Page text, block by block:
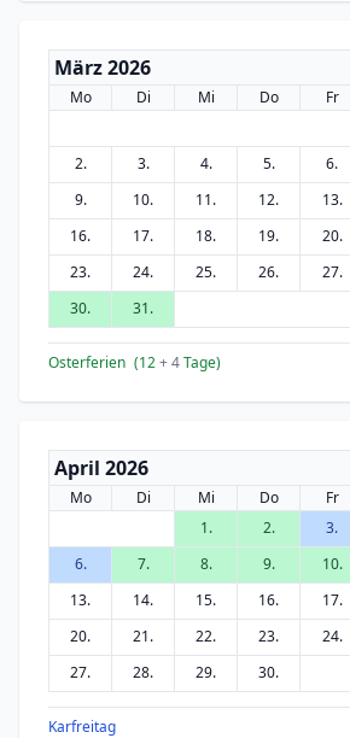
März 2026
Mo Di Mi Do Fr
2.
3. 4. 5. 6.
9.
10. 11. 12. 13.
16.
17. 18. 19. 20.
23.
24. 25. 26. 27.
30.
31.
Osterferien (12+ 4Tage)
April 2026
Mo Di Mi Do Fr
1.
2. 3.
6.
7. 8. 9. 10.
13.
14. 15. 16. 17.
20.
21. 22. 23. 24.
27.
28. 29. 30.
Karfreitag